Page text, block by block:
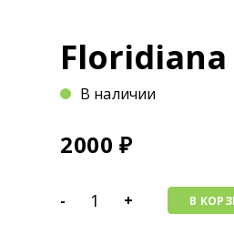
Floridiana
В наличии
2000 ₽
- + В